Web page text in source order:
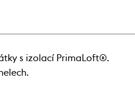
s izolací PrimaLoft®.